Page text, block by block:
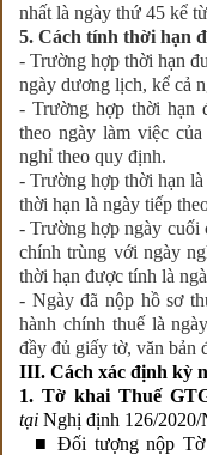
nhất là ngày thứ 45 kể
5. Cách tính thời hạn
- Trường hợp thời hạn
ngày dương lịch, kể cả
- Trường hợp thời hạn
theo ngày làm việc
nghỉ theo quy định.
- Trường hợp thời hạn
thời hạn là ngày tiếp
- Trường hợp ngày cuối
chính trùng với ngày
thời hạn được tính là
- Ngày đã nộp hồ sơ
hành chính thuế là
đầy đủ giấy tờ, văn bản
III. Cách xác định kỳ
1. Tờ khai Thuế
tại Nghị định 126/
■ Đối tượng nộp Tờ